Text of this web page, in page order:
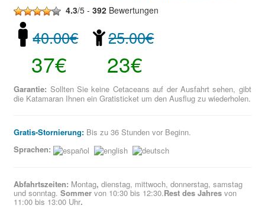
4.3/5 -392 Bewertungen
40.00€
37€
25.00€
23€
Garantie: Sollten Sie keine Cetaceans auf der Ausfahrt sehen, gibt
die Katamaran Ihnen ein Gratisticket um den Ausflug zu wiederholen.
Gratis-Stornierung: Bis zu 36 Stunden vor Beginn.
Sprachen:
Abfahrtszeiten: Montag, dienstag, mittwoch, donnerstag, samstag
und sonntag.Sommervon 10:30 bis 12:30.Rest des Jahresvon
11:00 bis 13:00 Uhr.